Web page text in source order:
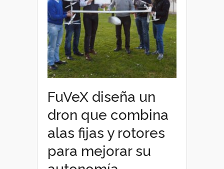
FuVeX diseña un
dron que combina
alas fijas y rotores
para mejorar su